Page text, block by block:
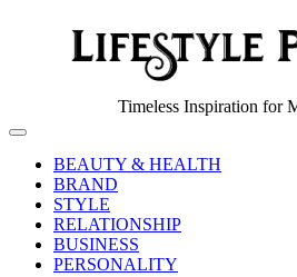
People
Timeless Inspiration for
Off
CanvasBEAUTY & HEALTH
BRAND
STYLE
RELATIONSHIP
BUSINESS
PERSONALITY